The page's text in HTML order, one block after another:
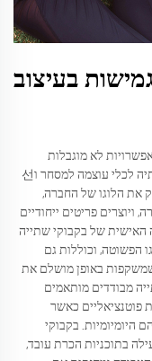
בעיצוב
לא מוגבלות
להתאמה אישית, הממירות כלים פונקציונליים לשתיה לכלי עוצמה למסחר ו선
את הלוגו של החברה,
ויוצרים פריטים ייחודיים
האישית של בקבוקי שתייה
הפשוטה, וכוללות גם
שמשקפות באופן מושלם את
מבודדים מותאמים
פוטנציאליים כאשר
היומיומיות. בקבוקי
בתוכניות הכרת עובד,